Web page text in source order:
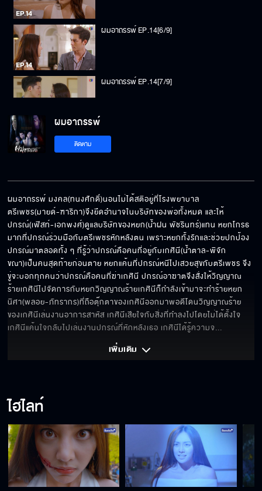
ผมอาถรรพ์ EP.14[6/9]
ผมอาถรรพ์ EP.14[7/9]
ผมอาถรรพ์ EP.14[8/9]
ผมอาถรรพ์
ติดตาม
ผมอาถรรพ์ มงคล(ทนงศักดิ์)นอนไม่ได้สติอยู่ที่โรงพยาบาล
ตรีเพชร(มายด์-ฑาริกา)จึงยึดอำนาจในบริษัทของพ่อทั้งหมด และให้
ปกรณ์(เฟิสท์-เอกพงศ์)ดูแลบริษัทของหยก(น้ำฝน พัชรินทร์)แทน หยกโกรธ
มากที่ปกรณ์ร่วมมือกับตรีเพชรหักหลังตน เพราะหยกทั้งรักและช่วยปกป้อง
ปกรณ์มาตลอดทั้ง ๆ ที่รู้ว่าปกรณ์คือคนที่อยู่กับเกศินี(น้ำตาล-พิจัก
ขณา)เป็นคนสุดท้ายก่อนตาย หยกแค้นที่ปกรณ์หนีไปเสวยสุขกับตรีเพชร จึง
ขู่จะบอกทุกคนว่าปกรณ์คือคนที่ฆ่าเกศินี ปกรณ์อาฆาตจึงสั่งให้วิญญาณ
ร้ายเกศินีไปจัดการกับหยกวิญญาณร้ายเกศินีก็กำลังเข้ามาจะทำร้ายหยก
นิศา(พลอย-ภัทรากร)ที่ถือตุ๊กตาของเกศินีออกมาพอดีโดนวิญญาณร้าย
ของเกศินีเล่นงานอาการสาหัส เกศินีเสียใจกับสิ่งที่ทำลงไปโดยไม่ได้ตั้งใจ
เกศินีแค้นใจกลับไปเล่นงานปกรณ์ที่หักหลังเธอ เกศินีได้รู้ความจ...
เพิ่มเติม
ไฮไลท์